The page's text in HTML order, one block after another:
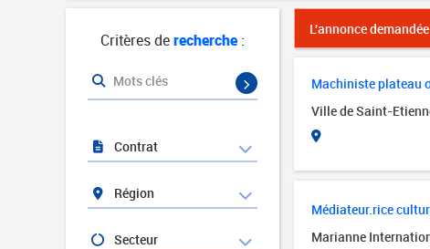
L'annonce
Machiniste plateau
Ville de Saint-
Médiateur.rice
Marianne
Critères derecherche:
Mots clés
Contrat
Région
Secteur